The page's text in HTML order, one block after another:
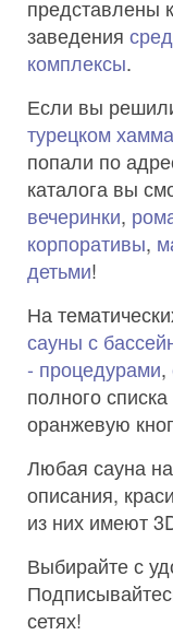
представлены
заведения
комплексы.
Если вы
турецком
попали по
каталога вы
вечеринки,
корпоративы,
детьми!
На
сауны с
- процедурами,
полного
оранжевую
Любая сауна
описания,
из них имеют
Выбирайте с
сетях!